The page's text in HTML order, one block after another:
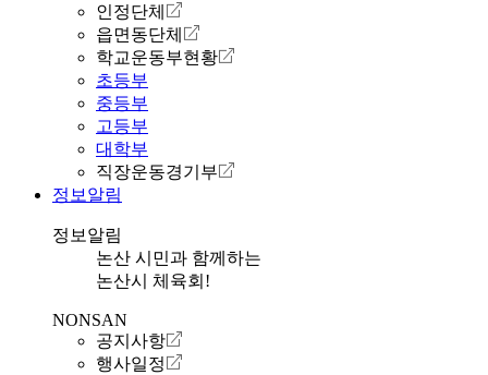
인정단체
읍면동단체
학교운동부현황
초등부
중등부
고등부
대학부
직장운동경기부
정보알림
정보알림
논산 시민과 함께하는
논산시 체육회!
NONSAN
공지사항
행사일정